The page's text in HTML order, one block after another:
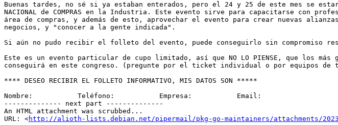
Buenas tardes, no sé si ya estaban enterados, pero el 24 y 25 de este mes se
NACIONAL de COMPRAS en la Industria. Este evento sirve para capacitarse con
área de compras, y además de esto, aprovechar el evento para crear nuevas
negocios, y "conocer a la gente indicada".
Si aún no pudo recibir el folleto del evento, puede conseguirlo sin compromiso
Este es un evento particular de cupo limitado, así que NO LO PIENSE, que los
conseguirá en este congreso. (pregunte por el ticket individual o por equipos de
**** DESEO RECIBIR EL FOLLETO INFORMATIVO, MIS DATOS SON *****
Nombre:           Teléfono:           Empresa:           Email:
-------------- next part --------------
An HTML attachment was scrubbed...
URL: <http://alioth-lists.debian.net/pipermail/pkg-go-maintainers/attachments/